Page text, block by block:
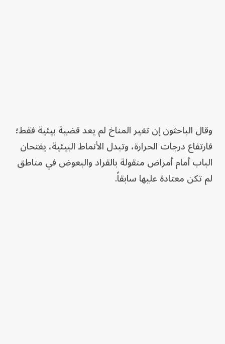
وقال الباحثون إن تغير المناخ لم يعد قضية بيئية فقط؛
فارتفاع درجات الحرارة، وتبدل الأنماط البيئية، يفتحان
الباب أمام أمراض منقولة بالقراد والبعوض في مناطق
لم تكن معتادة عليها سابقاً.